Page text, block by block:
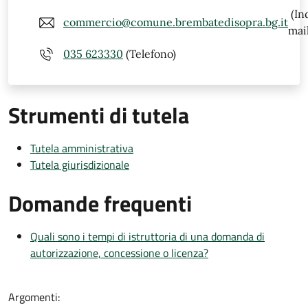
commercio@comune.brembatedisopra.bg.it
035 623330 (Telefono)
Strumenti di tutela
Tutela amministrativa
Tutela giurisdizionale
Domande frequenti
Quali sono i tempi di istruttoria di una domanda di
autorizzazione, concessione o licenza?
Argomenti: